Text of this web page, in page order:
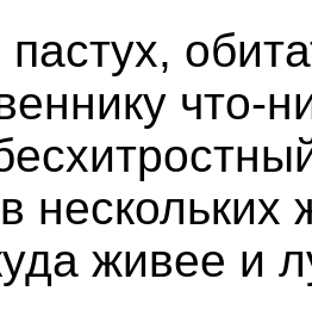
что-
живее и